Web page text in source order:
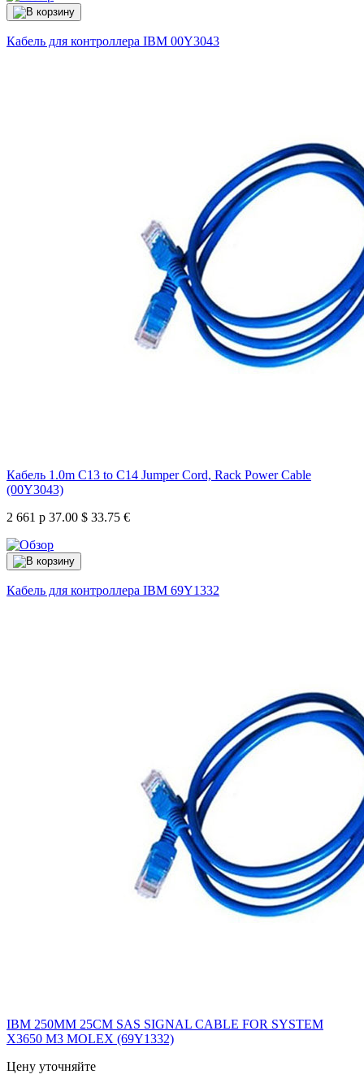
Кабель для контроллера IBM 00Y3043
Кабель 1.0m C13 to C14 Jumper Cord, Rack Power Cable
(00Y3043)
2 661 р 37.00 $ 33.75 €
Кабель для контроллера IBM 69Y1332
IBM 250MM 25CM SAS SIGNAL CABLE FOR SYSTEM
X3650 M3 MOLEX (69Y1332)
Цену уточняйте